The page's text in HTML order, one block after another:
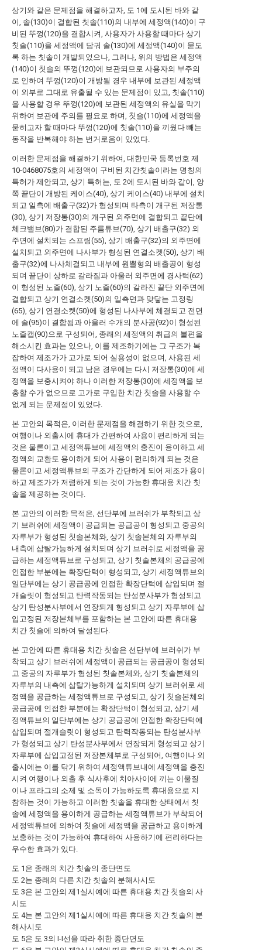
상기와 같은 문제점을 해결하고자, 도 1에 도시된 바와 같
이, 솔(130)이 결합된 칫솔(110)의 내부에 세정액(140)이 구
비된 뚜껑(120)을 결합시켜, 사용자가 사용할 때마다 상기
칫솔(110)을 세정액에 담궈 솔(130)에 세정액(140)이 묻도
록 하는 칫솔이 개발되었으나, 그러나, 위의 방법은 세정액
(140)이 칫솔의 뚜껑(120)에 보관되므로 사용자의 부주의
로 인하여 뚜껑(120)이 개방될 경우 내부에 보관된 세정액
이 외부로 그대로 유출될 수 있는 문제점이 있고, 칫솔(110)
을 사용할 경우 뚜껑(120)에 보관된 세정액의 유실을 막기
위하여 보관에 주의를 필요로 하며, 칫솔(110)에 세정액을
묻히고자 할 때마다 뚜껑(120)에 칫솔(110)을 끼웠다 빼는
동작을 반복해야 하는 번거로움이 있었다.
이러한 문제점을 해결하기 위하여, 대한민국 등록번호 제
10-0468075호의 세정액이 구비된 치간칫솔이라는 명칭의
특허가 제안되고, 상기 특허는, 도 2에 도시된 바와 같이, 양
쪽 끝단이 개방된 케이스(40), 상기 케이스(40) 내부에 설치
되고 일측에 배출구(32)가 형성되며 타측이 개구된 저장통
(30), 상기 저장통(30)의 개구된 외주면에 결합되고 끝단에
체크밸브(80)가 결합된 주름튜브(70), 상기 배출구(32) 외
주면에 설치되는 스프링(55), 상기 배출구(32)의 외주면에
설치되고 외주면에 나사부가 형성된 연결소켓(50), 상기 배
출구(32)에 나사체결되고 내부에 원뿔형의 배출공이 형성
되며 끝단이 상하로 갈라짐과 아울러 외주면에 경사턱(62)
이 형성된 노즐(60), 상기 노즐(60)의 갈라진 끝단 외주면에
결합되고 상기 연결소켓(50)의 일측면과 맞닿는 고정링
(65), 상기 연결소켓(50)에 형성된 나사부에 체결되고 전면
에 솔(95)이 결합됨과 아울러 수개의 분사공(92)이 형성된
노즐캡(90)으로 구성되어, 종래의 세정액의 취급의 불편을
해소시킨 효과는 있으나, 이를 제조하기에는 그 구조가 복
잡하여 제조가가 고가로 되어 실용성이 없으며, 사용된 세
정액이 다사용이 되고 남은 경우에는 다시 저장통(30)에 세
정액을 보충시켜야 하나 이러한 저장통(30)에 세정액을 보
충할 수가 없으므로 고가로 구입한 치간 칫솔을 사용할 수
없게 되는 문제점이 있었다.
본 고안의 목적은, 이러한 문제점을 해결하기 위한 것으로,
여행이나 외출시에 휴대가 간편하여 사용이 편리하게 되는
것은 물론이고 세정액튜브에 세정액의 충진이 용이하고 세
정액의 교환도 용이하게 되어 사용이 편리하게 되는 것은
물론이고 세정액튜브의 구조가 간단하게 되어 제조가 용이
하고 제조가가 저렴하게 되는 것이 가능한 휴대용 치간 칫
솔을 제공하는 것이다.
본 고안의 이러한 목적은, 선단부에 브러쉬가 부착되고 상
기 브러쉬에 세정액이 공급되는 공급공이 형성되고 중공의
자루부가 형성된 칫솔본체와, 상기 칫솔본체의 자루부의
내측에 삽탈가능하게 설치되며 상기 브러쉬로 세정액을 공
급하는 세정액튜브로 구성되고, 상기 칫솔본체의 공급공에
인접한 부분에는 확장단턱이 형성되고, 상기 세정액튜브의
일단부에는 상기 공급공에 인접한 확장단턱에 삽입되며 절
개슬릿이 형성되고 탄력작동되는 탄성분사부가 형성되고
상기 탄성분사부에서 연장되게 형성되고 상기 자루부에 삽
입고정된 저장본체부를 포함하는 본 고안에 따른 휴대용
치간 칫솔에 의하여 달성된다.
본 고안에 따른 휴대용 치간 칫솔은 선단부에 브러쉬가 부
착되고 상기 브러쉬에 세정액이 공급되는 공급공이 형성되
고 중공의 자루부가 형성된 칫솔본체와, 상기 칫솔본체의
자루부의 내측에 삽탈가능하게 설치되며 상기 브러쉬로 세
정액을 공급하는 세정액튜브로 구성되고, 상기 칫솔본체의
공급공에 인접한 부분에는 확장단턱이 형성되고, 상기 세
정액튜브의 일단부에는 상기 공급공에 인접한 확장단턱에
삽입되며 절개슬릿이 형성되고 탄력작동되는 탄성분사부
가 형성되고 상기 탄성분사부에서 연장되게 형성되고 상기
자루부에 삽입고정된 저장본체부로 구성되어, 여행이나 외
출시에는 이를 닦기 위하여 세정액튜브내에 세정액을 충진
시켜 여행이나 외출 후 식사후에 치아사이에 끼는 이물질
이나 프라그의 소제 및 소독이 가능하도록 휴대용으로 지
참하는 것이 가능하고 이러한 칫솔을 휴대한 상태에서 칫
솔에 세정액을 용이하게 공급하는 세정액튜브가 부착되어
세정액튜브에 의하여 칫솔에 세정액을 공급하고 용이하게
보충하는 것이 가능하여 휴대하여 사용하기에 편리하다는
우수한 효과가 있다.
도 1은 종래의 치간 칫솔의 종단면도
도 2는 종래의 다른 치간 칫솔의 분해사시도
도 3은 본 고안의 제1실시예에 따른 휴대용 치간 칫솔의 사
시도
도 4는 본 고안의 제1실시예에 따른 휴대용 치간 칫솔의 분
해사시도
도 5은 도 3의 I-I선을 따라 취한 종단면도